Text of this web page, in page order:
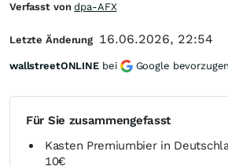
Für Sie zusammengefasst
Kasten Premiumbier in
10€
Verfasst vondpa-AFX
Letzte Änderung 16.06.2026, 22:54
wallstreetONLINE bei Google